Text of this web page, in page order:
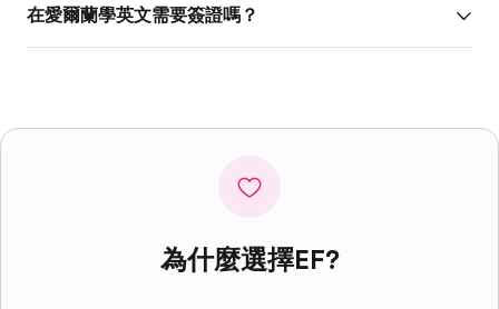
在愛爾蘭學英文需要簽證嗎？
為什麼選擇EF?